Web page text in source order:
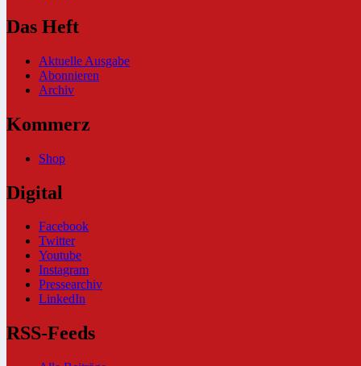
Das Heft
Aktuelle Ausgabe
Abonnieren
Archiv
Kommerz
Shop
Digital
Facebook
Twitter
Youtube
Instagram
Pressearchiv
LinkedIn
RSS-Feeds